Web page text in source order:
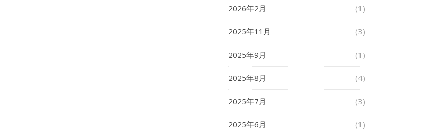
2026年2月 (1)
2025年11月 (3)
2025年9月 (1)
2025年8月 (4)
2025年7月 (3)
2025年6月 (1)